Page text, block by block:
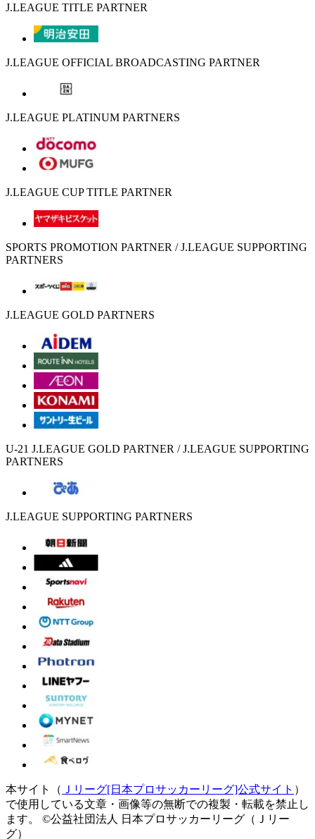
J.LEAGUE TITLE PARTNER
J.LEAGUE OFFICIAL BROADCASTING PARTNER
J.LEAGUE PLATINUM PARTNERS
J.LEAGUE CUP TITLE PARTNER
SPORTS PROMOTION PARTNER / J.LEAGUE SUPPORTING
PARTNERS
J.LEAGUE GOLD PARTNERS
U-21 J.LEAGUE GOLD PARTNER / J.LEAGUE SUPPORTING
PARTNERS
J.LEAGUE SUPPORTING PARTNERS
本サイト（ Ｊリーグ[日本プロサッカーリーグ]公式サイト ）
で使用している文章・画像等の無断での複製・転載を禁止し
ます。
©公益社団法人 日本プロサッカーリーグ（Ｊリー
グ）